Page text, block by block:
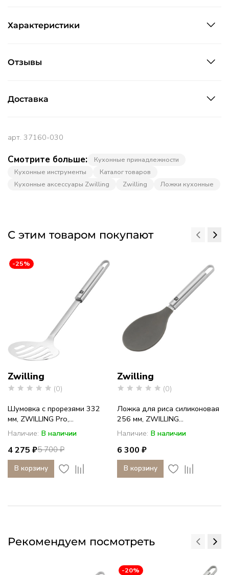
Смотрите больше:
Кухонные принадлежности
Кухонные инструменты
Каталог товаров
Кухонные аксессуары Zwilling
Zwilling Ложки кухонные
Характеристики
Отзывы
Доставка
арт. 37160-030
С этим товаром покупают
-25%
Zwilling
(0)
Шумовка с прорезями 332
мм, ZWILLING Pro,...
Наличие: В наличии
5 700 ₽
4 275 ₽
В корзину
Zwilling
(0)
Ложка для риса силиконовая
256 мм, ZWILLING...
Наличие: В наличии
6 300 ₽
В корзину
Рекомендуем посмотреть
-20%